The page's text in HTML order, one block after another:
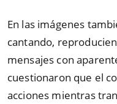
En las imágenes
cantando,
mensajes con
cuestionaron que el
acciones mientras